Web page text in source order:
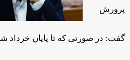
پرورش
گفت: در صورتی که تا پایان خرداد